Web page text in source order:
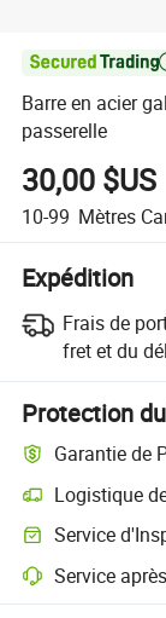
Barre en acier
passerelle
30,00 $US
10-99 Mètres
Expédition
Frais de
fret et du
Protection
Garantie de
Logistique
Suivi d'expédition
Service
Inspection
Service
Résolution des